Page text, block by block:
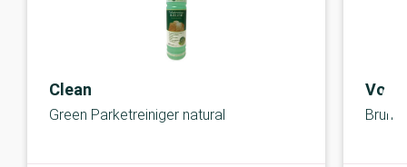
Clean
Green Parketreiniger natural Brun